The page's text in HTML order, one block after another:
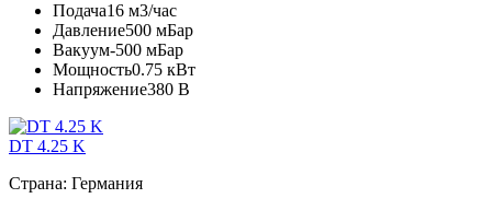
Подача16 м3/час
Давление500 мБар
Вакуум-500 мБар
Мощность0.75 кВт
Напряжение380 В
DT 4.25 K
Страна: Германия